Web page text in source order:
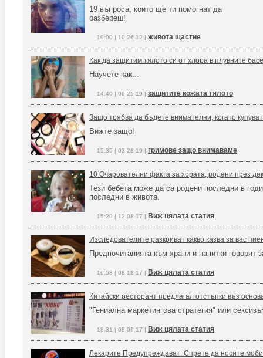
19 въпроса, които ще ти помогнат да
разбереш!
19:00 | 10-26-12 | живота щастие
Как да защитим тялото си от хлора в плувните
Научете как...
14:40 | 06-25-19 | защитите кожата тялото
Защо трябва да бъдете внимателни, когато
Вижте защо!
15:35 | 03-28-19 | гримове защо внимаваме
10 Очарователни факта за хората, родени през
Тези бебета може да са родени последни в
последни в живота.
15:20 | 12-08-17 | Виж цялата статия
Изследователите разкриват какво казва за вас
Предпочитанията към храни и напитки говорят
16:58 | 08-18-17 | Виж цялата статия
Китайски ресторант предлагал отстъпки въз
"Гениална маркетингова стратегия" или
18:31 | 08-09-17 | Виж цялата статия
Лекарите Предупреждават: Спрете да носите